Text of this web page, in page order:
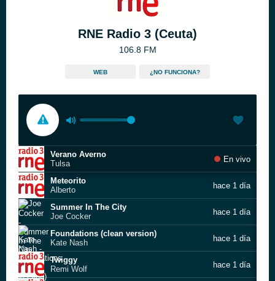
RNE Radio 3 (Ceuta)
106.8 FM
WEB ¿NO FUNCIONA?
Verano Averno
Tulsa
En vivo
Meteorito
Alberto
hace 1 día
Summer In The City
Joe Cocker
hace 1 día
Foundations (clean version)
Kate Nash
hace 1 día
Twiggy
Remi Wolf
hace 1 día